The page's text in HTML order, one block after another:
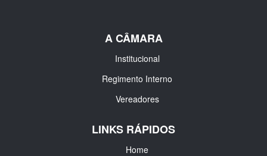
A CÂMARA
Institucional
Regimento Interno
Vereadores
LINKS RÁPIDOS
Home